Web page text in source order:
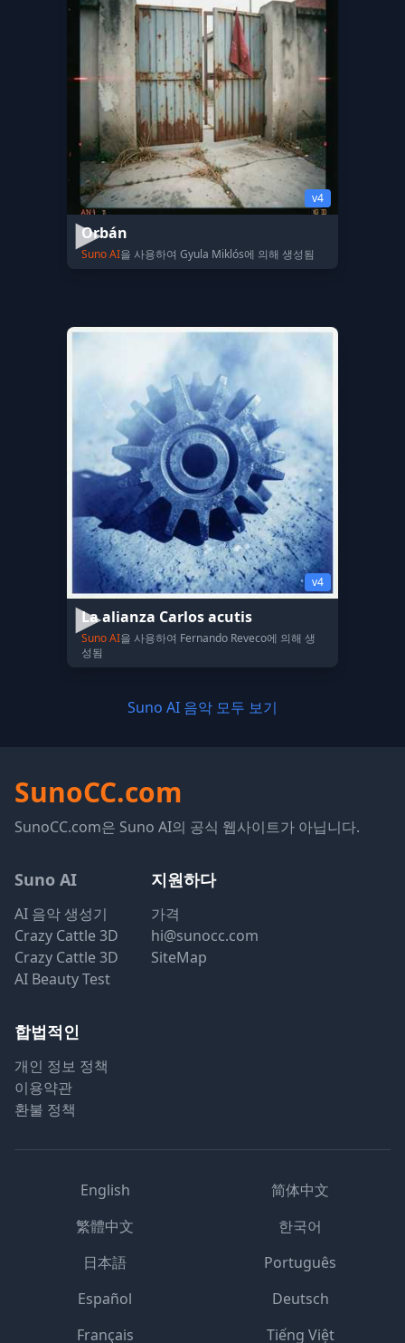
v4
Orbán
Suno AI을 사용하여 Gyula Miklós에 의해 생성됨
v4
La alianza Carlos acutis
Suno AI을 사용하여 Fernando Reveco에 의해 생
성됨
Suno AI 음악 모두 보기
SunoCC.com
SunoCC.com은 Suno AI의 공식 웹사이트가 아닙니다.
Suno AI
AI 음악 생성기
Crazy Cattle 3D
Crazy Cattle 3D
AI Beauty Test
지원하다
가격
hi@sunocc.com
SiteMap
합법적인
개인 정보 정책
이용약관
환불 정책
English
简体中文
繁體中文
한국어
日本語
Português
Español
Deutsch
Français
Tiếng Việt